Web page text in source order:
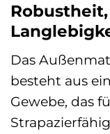
Das
besteht aus
Gewebe, das